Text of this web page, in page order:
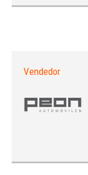
Vendedor